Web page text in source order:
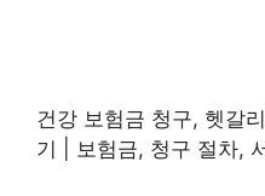
건강 보험금 청구, 헷갈
기 | 보험금, 청구 절차,